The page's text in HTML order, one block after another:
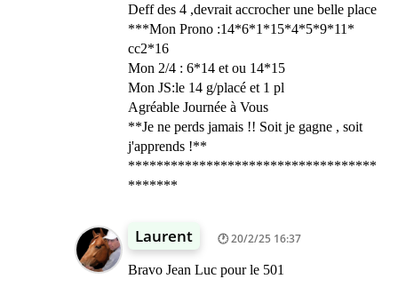
Deff des 4 ,devrait accrocher une belle place
***Mon Prono :14*6*1*15*4*5*9*11*
cc2*16
Mon 2/4 : 6*14 et ou 14*15
Mon JS:le 14 g/placé et 1 pl
Agréable Journée à Vous
**Je ne perds jamais !! Soit je gagne , soit
j'apprends !**
***********************************
*******
Laurent 20/2/25 16:37
Bravo Jean Luc pour le 501